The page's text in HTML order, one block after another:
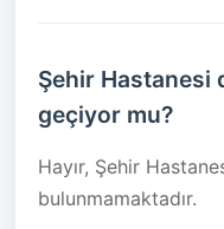
Şehir Hastanesi
geçiyor mu?
Hayır, Şehir
bulunmamaktadır.